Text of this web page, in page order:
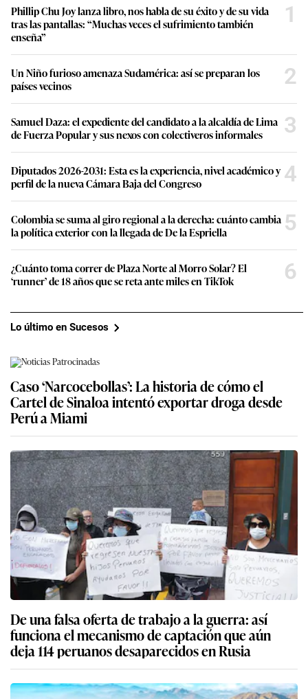
Phillip Chu Joy lanza libro, nos habla de su éxito y de su vida
tras las pantallas: “Muchas veces el sufrimiento también
enseña”
1
Un Niño furioso amenaza Sudamérica: así se preparan los
países vecinos
2
Samuel Daza: el expediente del candidato a la alcaldía de Lima
de Fuerza Popular y sus nexos con colectiveros informales
3
Diputados 2026-2031: Esta es la experiencia, nivel académico y
perfil de la nueva Cámara Baja del Congreso
4
Colombia se suma al giro regional a la derecha: cuánto cambia
la política exterior con la llegada de De la Espriella
5
¿Cuánto toma correr de Plaza Norte al Morro Solar? El
‘runner’ de 18 años que se reta ante miles en TikTok
6
Lo último en Sucesos
Caso ‘Narcocebollas’: La historia de cómo el
Cartel de Sinaloa intentó exportar droga desde
Perú a Miami
De una falsa oferta de trabajo a la guerra: así
funciona el mecanismo de captación que aún
deja 114 peruanos desaparecidos en Rusia